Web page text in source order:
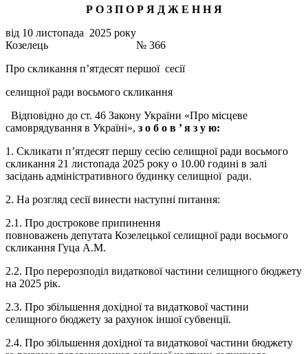
Р О З П О Р Я Д Ж Е ННЯ
від 10 листопада 2025 року
Козелець № 366
Про скликання п’ятдесят першої сесії
селищної ради восьмого скликання
Відповідно до ст. 46 Закону України «Про місцеве
самоврядування в Україні», з о б о в ’я з у ю:
1. Скликати п’ятдесят першу сесію селищної ради восьмого
скликання 21 листопада 2025 року о 10.00 годині в залі
засідань адміністративного будинку селищної ради.
2. На розгляд сесії винести наступні питання:
2.1. Про дострокове припинення
повноважень депутата Козелецької селищної ради восьмого
скликання Гуца А.М.
2.2. Про перерозподіл видаткової частини селищного бюджету
на 2025 рік.
2.3. Про збільшення дохідної та видаткової частини
селищного бюджету за рахунок іншої субвенції.
2.4. Про збільшення дохідної та видаткової частини бюджету